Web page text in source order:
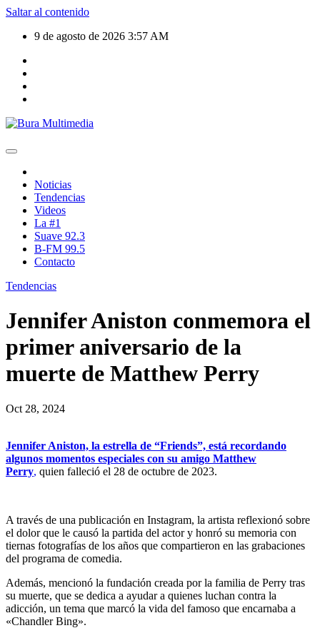
Saltar al contenido
9 de agosto de 2026 3:57 AM
Noticias
Tendencias
Videos
La #1
Suave 92.3
B-FM 99.5
Contacto
Tendencias
Jennifer Aniston conmemora el
primer aniversario de la
muerte de Matthew Perry
Oct 28, 2024
Jennifer Aniston, la estrella de “Friends”, está recordando
algunos momentos especiales con su amigo Matthew
Perry, quien falleció el 28 de octubre de 2023.
A través de una publicación en Instagram, la artista reflexionó sobre
el dolor que le causó la partida del actor y honró su memoria con
tiernas fotografías de los años que compartieron en las grabaciones
del programa de comedia.
Además, mencionó la fundación creada por la familia de Perry tras
su muerte, que se dedica a ayudar a quienes luchan contra la
adicción, un tema que marcó la vida del famoso que encarnaba a
«Chandler Bing».